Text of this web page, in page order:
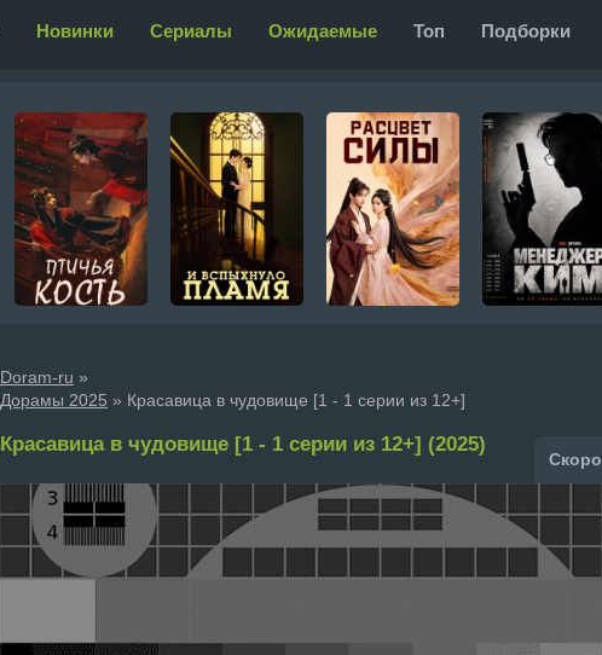
Новинки Сериалы Ожидаемые Топ Подборки
Doram-ru »
Дорамы 2025 » Красавица в чудовище [1 - 1 серии из 12+]
Красавица в чудовище [1 - 1 серии из 12+] (2025)
Скоро